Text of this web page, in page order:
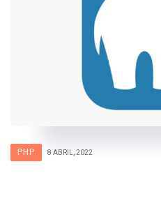
PHP 8 ABRIL, 2022